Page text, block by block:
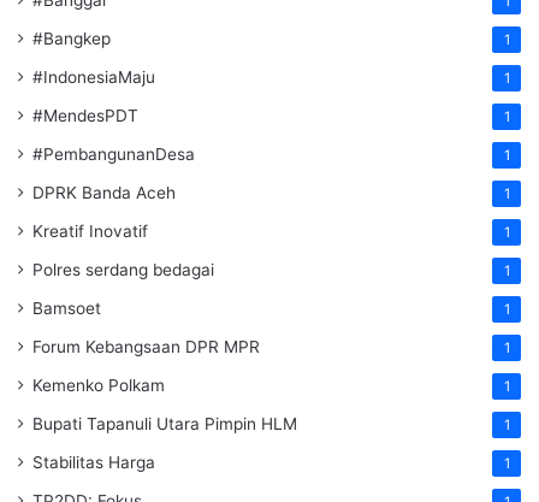
#Bangkep 1
#IndonesiaMaju 1
#MendesPDT 1
#PembangunanDesa 1
DPRK Banda Aceh 1
Kreatif Inovatif 1
Polres serdang bedagai 1
Bamsoet 1
Forum Kebangsaan DPR MPR 1
Kemenko Polkam 1
‎Bupati Tapanuli Utara Pimpin HLM 1
Stabilitas Harga 1